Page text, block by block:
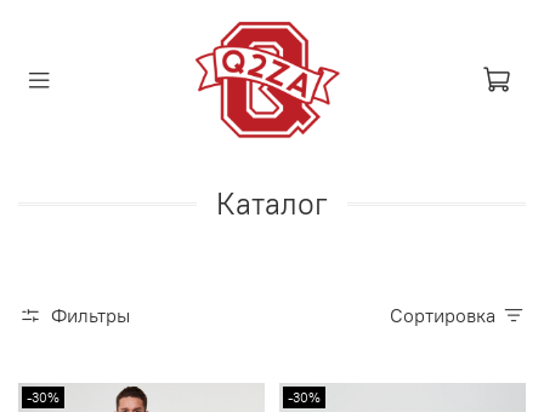
Каталог
Фильтры Сортировка
-30% -30%